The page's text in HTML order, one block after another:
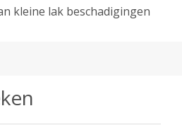
kleine lak beschadigingen